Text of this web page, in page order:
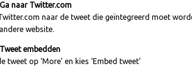
naar Twitter.com
naar de tweet die geïntegreerd moet
website.
embedden
tweet op ‘More’ en kies ‘Embed tweet’